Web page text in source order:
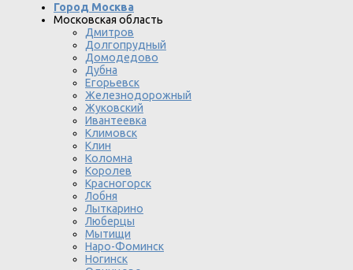
Город Москва
Московская область
Дмитров
Долгопрудный
Домодедово
Дубна
Егорьевск
Железнодорожный
Жуковский
Ивантеевка
Климовск
Клин
Коломна
Королев
Красногорск
Лобня
Лыткарино
Люберцы
Мытищи
Наро-Фоминск
Ногинск